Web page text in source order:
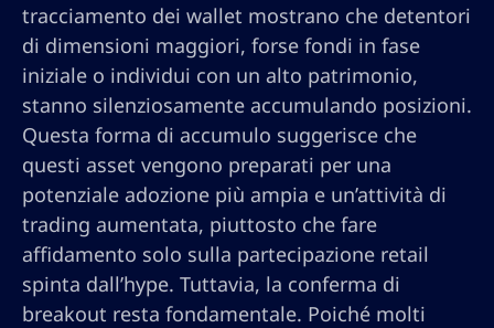
tracciamento dei wallet mostrano che detentori
di dimensioni maggiori, forse fondi in fase
iniziale o individui con un alto patrimonio,
stanno silenziosamente accumulando posizioni.
Questa forma di accumulo suggerisce che
questi asset vengono preparati per una
potenziale adozione più ampia e un’attività di
trading aumentata, piuttosto che fare
affidamento solo sulla partecipazione retail
spinta dall’hype. Tuttavia, la conferma di
breakout resta fondamentale. Poiché molti